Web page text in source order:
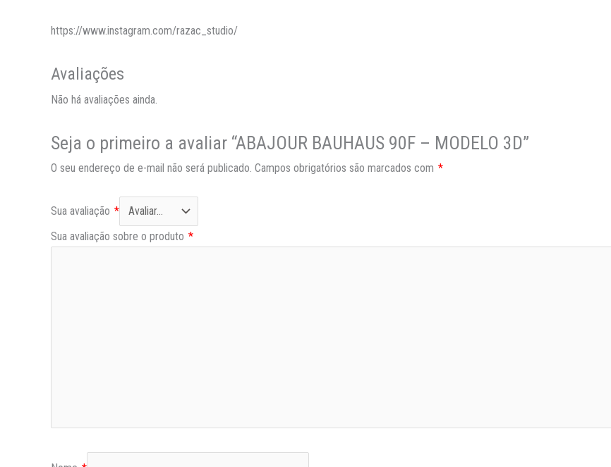
https://www.instagram.com/razac_studio/
Avaliações
Não há avaliações ainda.
Seja o primeiro a avaliar “ABAJOUR BAUHAUS 90F – MODELO 3D”
O seu endereço de e-mail não será publicado. Campos obrigatórios são marcados com *
Sua avaliação *
Sua avaliação sobre o produto *